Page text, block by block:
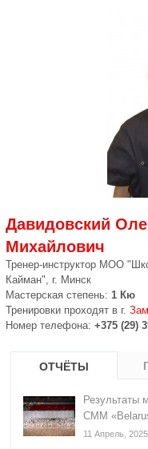
Давидовский
Михайлович
Тренер-инструктор МОО
Кайман", г. Минск
Мастерская степень:1 Кю
Тренировки проходят в г.
Номер телефона:+375 (29)
ОТЧЁТЫ
Результаты
СММ
11 Апрель, 2025